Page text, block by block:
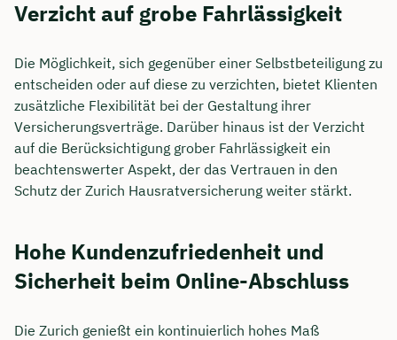
Verzicht auf grobe Fahrlässigkeit
Die Möglichkeit, sich gegenüber einer Selbstbeteiligung zu
entscheiden oder auf diese zu verzichten, bietet Klienten
zusätzliche Flexibilität bei der Gestaltung ihrer
Versicherungsverträge. Darüber hinaus ist der Verzicht
auf die Berücksichtigung grober Fahrlässigkeit ein
beachtenswerter Aspekt, der das Vertrauen in den
Schutz der Zurich Hausratversicherung weiter stärkt.
Hohe Kundenzufriedenheit und
Sicherheit beim Online-Abschluss
Die Zurich genießt ein kontinuierlich hohes Maß